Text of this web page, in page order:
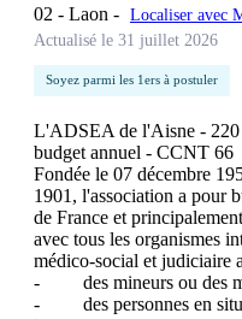
02 - Laon - Localiser avec
Actualisé le 31 juillet 2026
Soyez parmi les 1ers à postuler
L'ADSEA de l'Aisne - 220
budget annuel - CCNT 66
Fondée le 07 décembre
1901, l'association a pour
de France et
avec tous les organismes
médico-social et judiciaire
-         des mineurs ou des
-         des personnes en